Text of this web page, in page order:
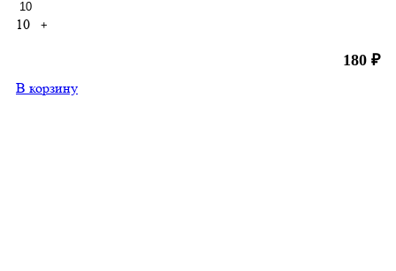
10 +
180 ₽
В корзину